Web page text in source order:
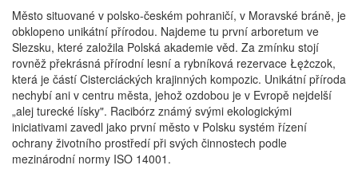
Město situované v polsko-českém pohraničí, v Moravské bráně, je
obklopeno unikátní přírodou. Najdeme tu první arboretum ve
Slezsku, které založila Polská akademie věd. Za zmínku stojí
rovněž překrásná přírodní lesní a rybníková rezervace Łężczok,
která je částí Cisterciáckých krajinných kompozic. Unikátní příroda
nechybí ani v centru města, jehož ozdobou je v Evropě nejdelší
„alej turecké lísky". Racibórz známý svými ekologickými
iniciativami zavedl jako první město v Polsku systém řízení
ochrany životního prostředí při svých činnostech podle
mezinárodní normy ISO 14001.